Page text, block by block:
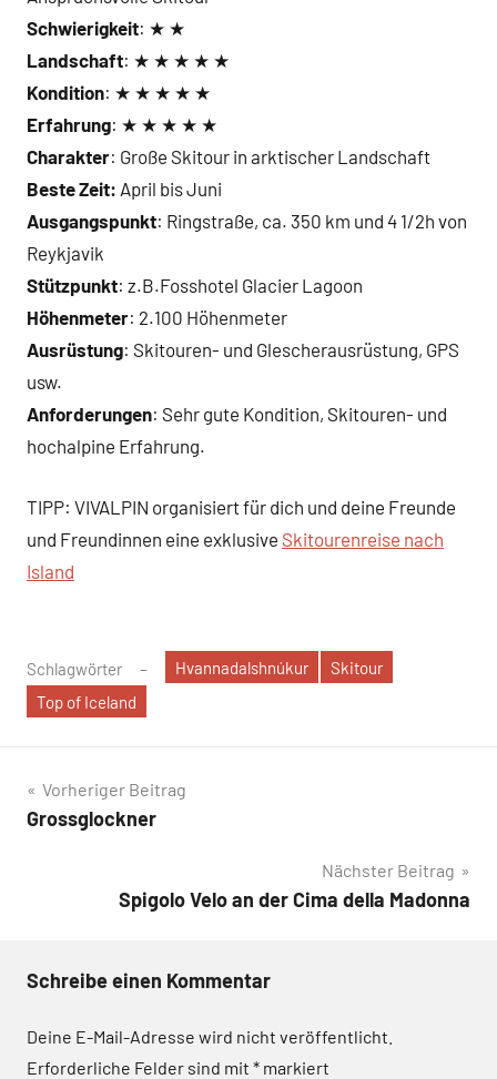
Schwierigkeit: ★ ★
Landschaft: ★ ★ ★ ★ ★
Kondition: ★ ★ ★ ★ ★
Erfahrung: ★ ★ ★ ★ ★
Charakter: Große Skitour in arktischer Landschaft
Beste Zeit: April bis Juni
Ausgangspunkt: Ringstraße, ca. 350 km und 4 1/2h von
Reykjavik
Stützpunkt: z.B.Fosshotel Glacier Lagoon
Höhenmeter: 2.100 Höhenmeter
Ausrüstung: Skitouren- und Glescherausrüstung, GPS
usw.
Anforderungen: Sehr gute Kondition, Skitouren- und
hochalpine Erfahrung.
TIPP: VIVALPIN organisiert für dich und deine Freunde
und Freundinnen eine exklusive Skitourenreise nach
Island
Schlagwörter Hvannadalshnúkur
Skitour
Top of Iceland
Beitragsnavigation
Vorheriger Beitrag
Grossglockner
Nächster Beitrag
Spigolo Velo an der Cima della Madonna
Schreibe einen Kommentar
Deine E-Mail-Adresse wird nicht veröffentlicht.
Erforderliche Felder sind mit * markiert